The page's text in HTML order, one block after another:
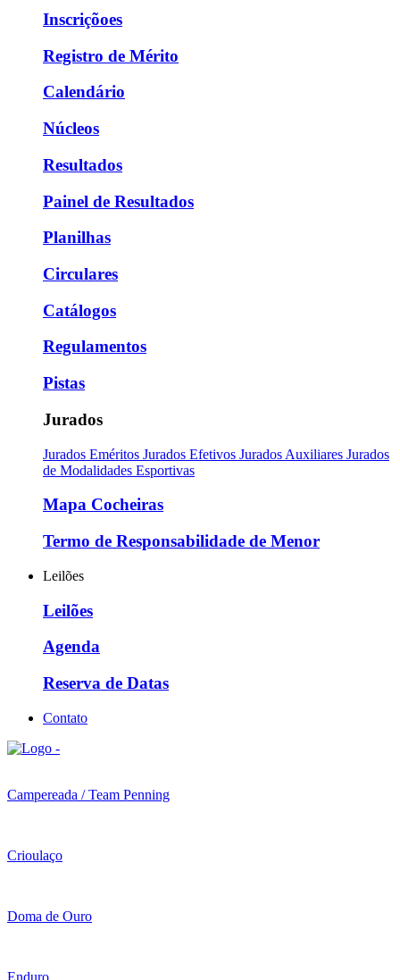
Inscriçõoes
Registro de Mérito
Calendário
Núcleos
Resultados
Painel de Resultados
Planilhas
Circulares
Catálogos
Regulamentos
Pistas
Jurados
Jurados Eméritos Jurados Efetivos Jurados Auxiliares Jurados
de Modalidades Esportivas
Mapa Cocheiras
Termo de Responsabilidade de Menor
Leilões
Leilões
Agenda
Reserva de Datas
Contato
Campereada / Team Penning
Crioulaço
Doma de Ouro
Enduro